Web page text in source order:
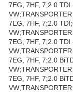
7EG, 7HF, 7;2.0
7EG, 7HF, 7;2.0
7EG, 7HF, 7;2.0
7EG, 7HF, 7;2.0
7EG, 7HF, 7;2.0